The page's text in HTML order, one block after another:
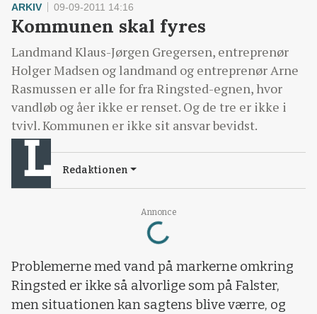
Annonce
Loading...
ARKIV 09-09-2011 14:16
Kommunen skal fyres
Landmand Klaus-Jørgen Gregersen, entreprenør
Holger Madsen og landmand og entreprenør Arne
Rasmussen er alle for fra Ringsted-egnen, hvor
vandløb og åer ikke er renset. Og de tre er ikke i
tvivl. Kommunen er ikke sit ansvar bevidst.
Redaktionen
Problemerne med vand på markerne omkring
Ringsted er ikke så alvorlige som på Falster,
men situationen kan sagtens blive værre, og